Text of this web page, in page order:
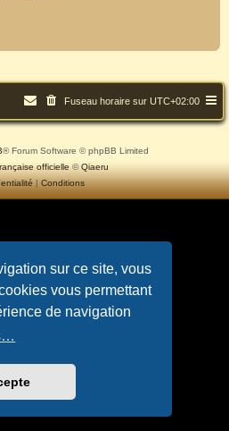
sur ce site, vous
vous permettant
de navigation
Fuseau horaire sur UTC+02:00
® Forum Software © phpBB Limited
officielle ©Qiaeru
|Conditions